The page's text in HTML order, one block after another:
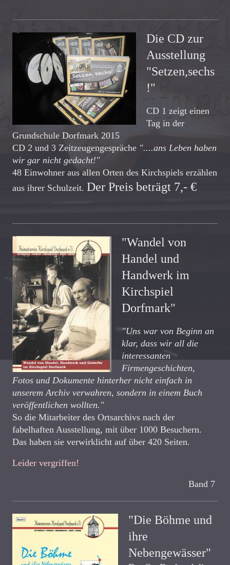
Die CD zur
Ausstellung
"Setzen,sechs
!"
CD 1 zeigt einen
Tag in der
Grundschule Dorfmark 2015
CD 2 und 3 Zeitzeugengespräche "....ans Leben haben
wir gar nicht gedacht!"
48 Einwohner aus allen Orten des Kirchspiels erzählen
aus ihrer Schulzeit. Der Preis beträgt 7,- €
"Wandel von
Handel und
Handwerk im
Kirchspiel
Dorfmark"
"Uns war von Beginn an
klar, dass wir all die
interessanten
Firmengeschichten,
Fotos und Dokumente hinterher nicht einfach in
unserem Archiv verwahren, sondern in einem Buch
veröffentlichen wollten."
So die Mitarbeiter des Ortsarchivs nach der
fabelhaften Ausstellung, mit über 1000 Besuchern.
Das haben sie verwirklicht auf über 420 Seiten.
Leider vergriffen!
Band 7
"Die Böhme und
ihre
Nebengewässer"